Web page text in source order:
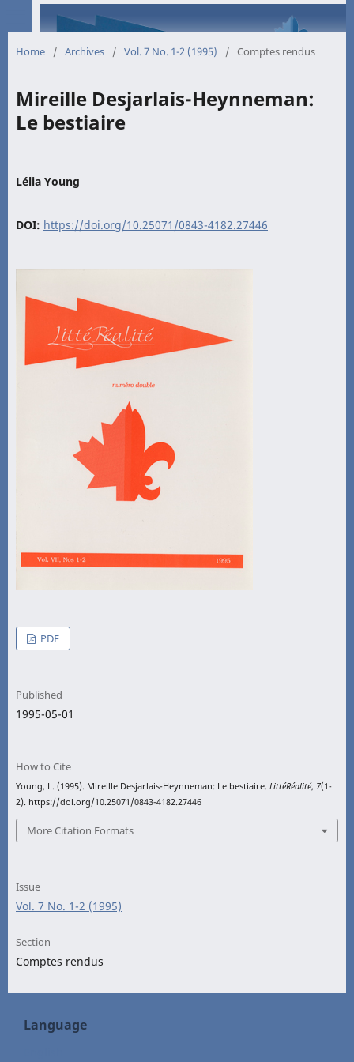
Home / Archives / Vol. 7 No. 1-2 (1995) / Comptes rendus
Mireille Desjarlais-Heynneman:
Le bestiaire
Lélia Young
DOI: https://doi.org/10.25071/0843-4182.27446
PDF
Published
1995-05-01
How to Cite
Young, L. (1995). Mireille Desjarlais-Heynneman: Le bestiaire. LittéRéalité, 7(1-
2). https://doi.org/10.25071/0843-4182.27446
More Citation Formats
Issue
Vol. 7 No. 1-2 (1995)
Section
Comptes rendus
Language